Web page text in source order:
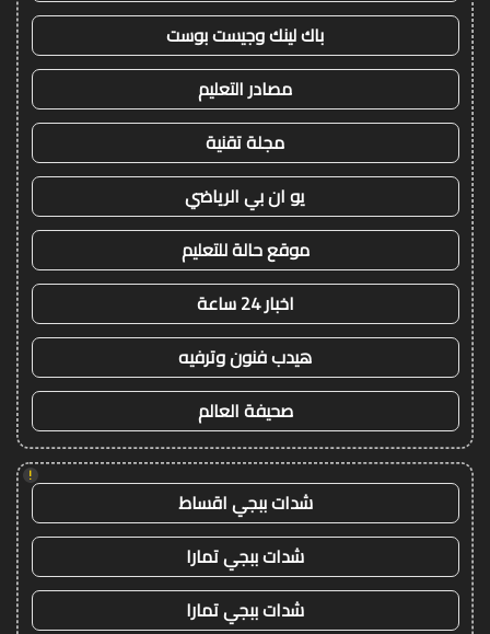
باك لينك وجيست بوست
مصادر التعليم
مجلة تقنية
يو ان بي الرياضي
موقع حالة للتعليم
اخبار 24 ساعة
هيدب فنون وترفيه
صحيفة العالم
!
شدات ببجي اقساط
شدات ببجي تمارا
شدات ببجي تمارا